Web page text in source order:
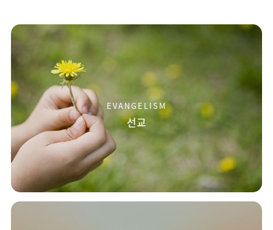
EVANGELISM
선교